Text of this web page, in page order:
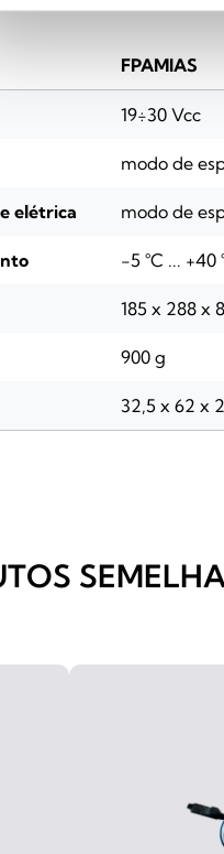
FPAMIAS
19÷30 Vcc
modo de
elétrica modo de
-5 °C ... +40
185 x 288 x
900 g
32,5 x 62 x